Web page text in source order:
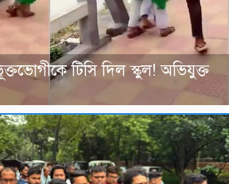
টিসি দিল স্কুল! অভিযুক্ত